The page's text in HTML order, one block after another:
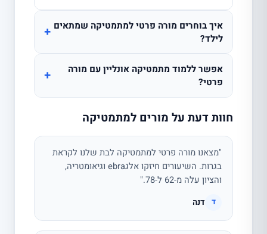
איך בוחרים מורה פרטי למתמטיקה שמתאים
לילד?
+
אפשר ללמוד מתמטיקה אונליין עם מורה
פרטי?
+
חוות דעת על מורים למתמטיקה
"מצאנו מורה פרטי למתמטיקה לבת שלנו לקראת
בגרות. השיעורים חיזקו אלגebra וגיאומטריה,
והציון עלה מ-62 ל-78."
ד דנה